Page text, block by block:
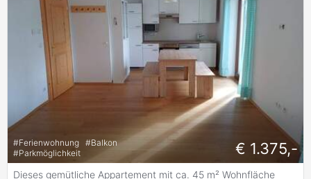
#Ferienwohnung #Balkon
#Parkmöglichkeit € 1.375,-
Dieses gemütliche Appartement mit ca. 45 m² Wohnfläche